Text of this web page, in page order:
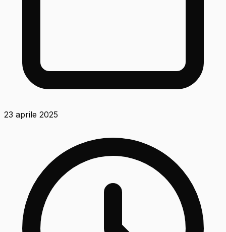
23 aprile 2025